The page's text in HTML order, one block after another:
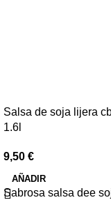
Salsa de soja lijera
1.6l
9,50 €
AÑADIR
Sabrosa salsa dee